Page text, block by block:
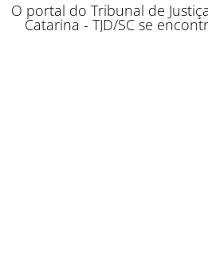
O portal do Tribunal de
Catarina - TJD/SC se